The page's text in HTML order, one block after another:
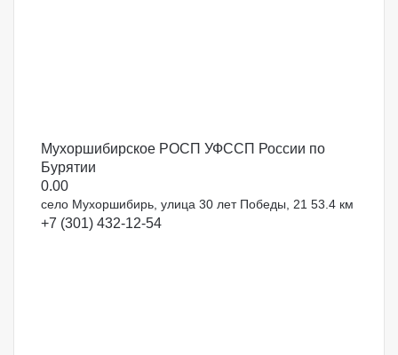
Мухоршибирское РОСП УФССП России по
Бурятии
0.00
село Мухоршибирь, улица 30 лет Победы, 21 53.4 км
+7 (301) 432-12-54